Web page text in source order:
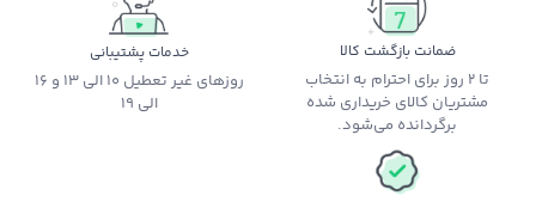
ضمانت بازگشت کالا
تا 2 روز برای احترام به انتخاب
مشتریان کالای خریداری شده
برگردانده می‌شود.
خدمات پشتیبانی
روزهای غیر تعطیل 10 الی 13 و 16
الی 19